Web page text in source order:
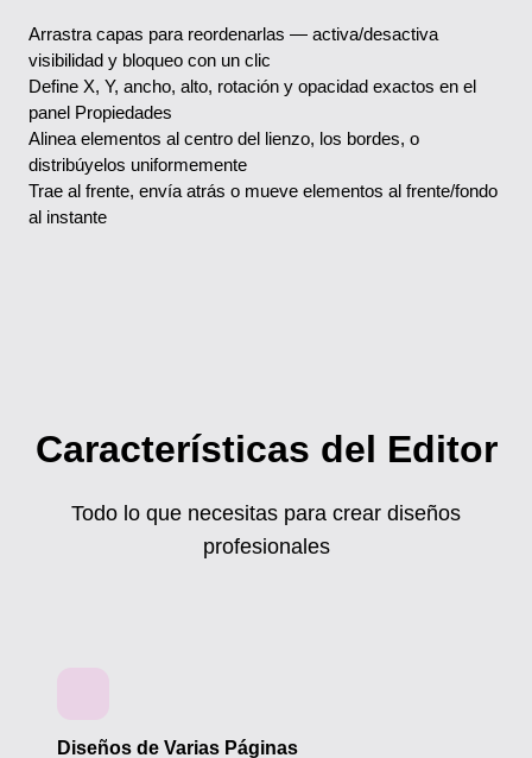
Arrastra capas para reordenarlas — activa/desactiva
visibilidad y bloqueo con un clic
Define X, Y, ancho, alto, rotación y opacidad exactos en el
panel Propiedades
Alinea elementos al centro del lienzo, los bordes, o
distribúyelos uniformemente
Trae al frente, envía atrás o mueve elementos al frente/fondo
al instante
Características del Editor
Todo lo que necesitas para crear diseños
profesionales
Diseños de Varias Páginas